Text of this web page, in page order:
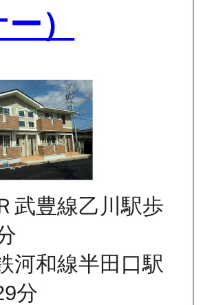
ー）
武豊線乙川駅歩
河和線半田口駅
分